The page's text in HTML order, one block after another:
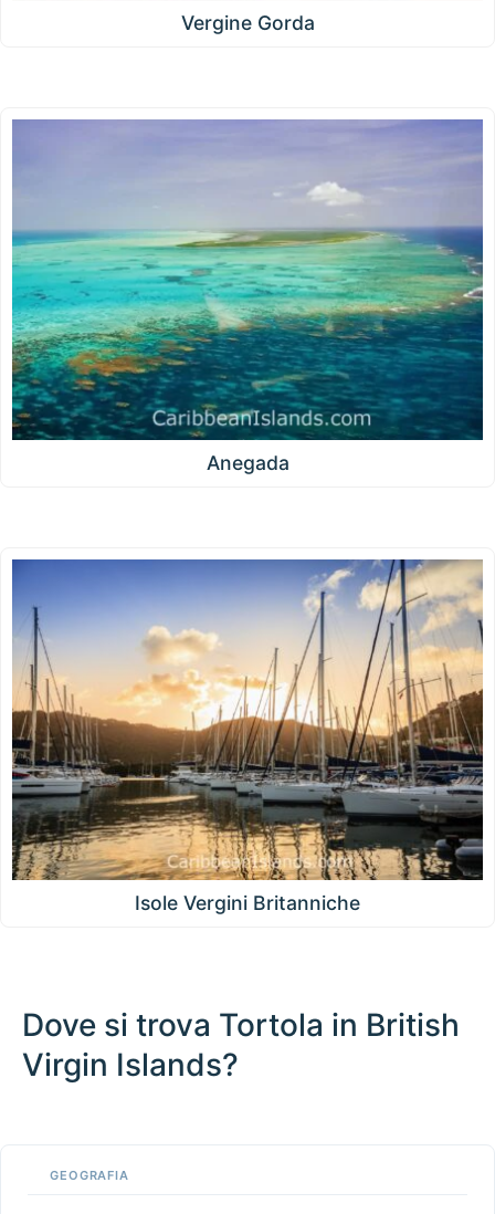
Vergine Gorda
Anegada
Isole Vergini Britanniche
Dove si trova Tortola in British
Virgin Islands?100 km / 62.1 mi
GEOGRAFIA